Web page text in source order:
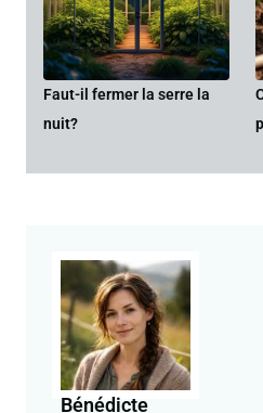
Faut-il fermer la serre la
nuit?
Bénédicte